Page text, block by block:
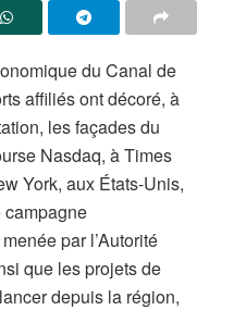
du Canal de
affiliés ont décoré, à
les façades du
Nasdaq, à Times
York, aux États-Unis,
campagne
par l’Autorité
que les projets de
depuis la région,